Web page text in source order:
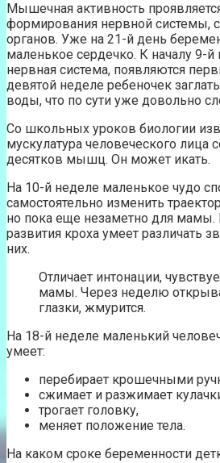
Мышечная активность
формирования нервной системы,
органов. Уже на 21-й день
маленькое сердечко. К началу 9-
нервная система, появляются
девятой неделе ребеночек
воды, что по сути уже довольно
Со школьных уроков биологии
мускулатура человеческого лица
десятков мышц. Он может икать.
На 10-й неделе маленькое чудо
самостоятельно изменить
но пока еще незаметно для мамы.
развития кроха умеет различать
них.
Отличает интонации,
мамы. Через неделю
глазки, жмурится.
На 18-й неделе маленький
умеет:
перебирает крошечными
сжимает и разжимает
трогает головку,
меняет положение тела.
На каком сроке беременности